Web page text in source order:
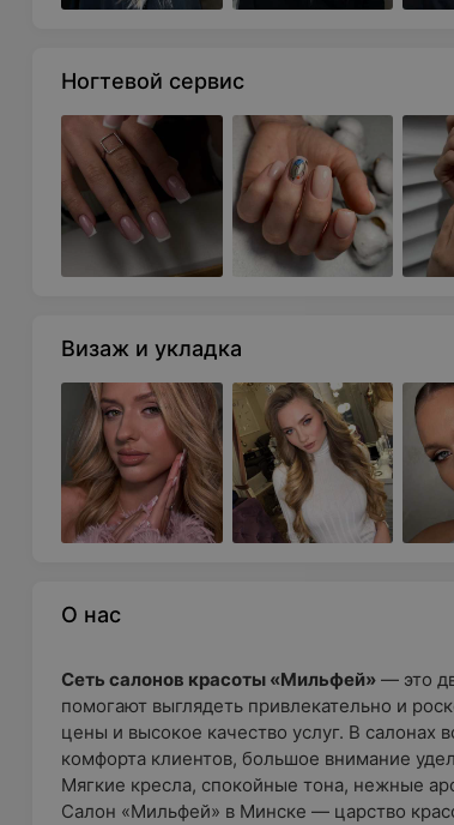
Ногтевой сервис
Визаж и укладка
О нас
Сеть салонов красоты «Мильфей» — это
помогают выглядеть привлекательно и
цены и высокое качество услуг. В салонах
комфорта клиентов, большое внимание
Мягкие кресла, спокойные тона, нежные
Салон «Мильфей» в Минске — царство